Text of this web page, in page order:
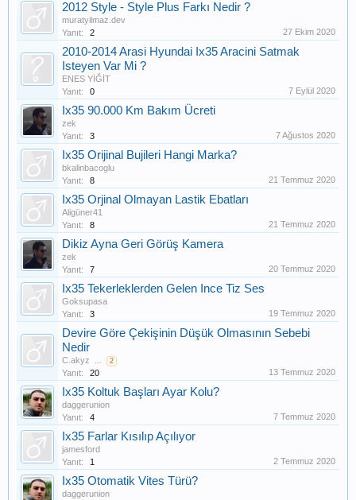
2012 Style - Style Plus Farkı Nedir ?
muratyilmaz.dev
Yanıt:
2 27 Ekim 2020
2010-2014 Arasi Hyundai Ix35 Aracini Satmak
Isteyen Var Mi ?
ENES YİĞİT
Yanıt:
0 7 Eylül 2020
Ix35 90.000 Km Bakım Ücreti
zek
Yanıt:
3 7 Ağustos 2020
Ix35 Orijinal Bujileri Hangi Marka?
bkalinbacoglu
Yanıt:
8 21 Temmuz 2020
Ix35 Orjinal Olmayan Lastik Ebatları
Aligüner41
Yanıt:
8 21 Temmuz 2020
Dikiz Ayna Geri Görüş Kamera
zek
Yanıt:
7 20 Temmuz 2020
Ix35 Tekerleklerden Gelen Ince Tiz Ses
Goksupasa
Yanıt:
3 19 Temmuz 2020
Devire Göre Çekişinin Düşük Olmasının Sebebi
Nedir
C.akyz ... 2
Yanıt: 20 13 Temmuz 2020
Ix35 Koltuk Başları Ayar Kolu?
daggerunion
Yanıt:
4 7 Temmuz 2020
Ix35 Farlar Kısılıp Açılıyor
jamesford
Yanıt:
1 2 Temmuz 2020
Ix35 Otomatik Vites Türü?
daggerunion